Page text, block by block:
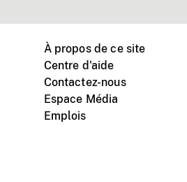
À propos de ce site
Centre d'aide
Contactez-nous
Espace Média
Emplois